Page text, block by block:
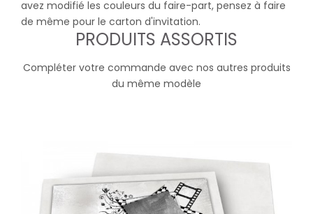
avez modifié les couleurs du faire-part, pensez à faire
de même pour le carton d'invitation.
PRODUITS ASSORTIS
Compléter votre commande avec nos autres produits
du même modèle